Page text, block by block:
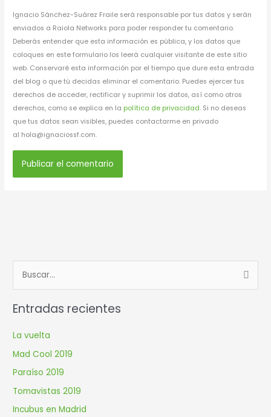
Ignacio Sánchez-Suárez Fraile será responsable por tus datos y serán
enviados a Raiola Networks para poder responder tu comentario.
Deberás entender que esta información es pública, y los datos que
coloques en este formulario los leerá cualquier visitante de este sitio
web. Conservaré esta información por el tiempo que dure esta entrada
del blog o que tú decidas eliminar el comentario. Puedes ejercer tus
derechos de acceder, rectificar y suprimir los datos, así como otros
derechos, como se explica en la política de privacidad. Si no deseas
que tus datos sean visibles, puedes contactarme en privado
al hola@ignaciossf.com.
u
s
a
r
p
o
r
Entradas recientes
La vuelta
Mad Cool 2019
Paraíso 2019
Tomavistas 2019
Incubus en Madrid